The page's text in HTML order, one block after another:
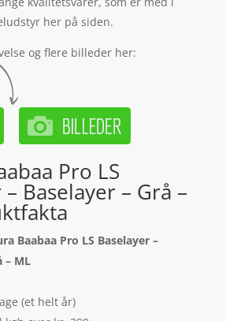
her på siden.
og flere billeder her:
Pro LS
Baselayer – Grå –
Baabaa Pro LS Baselayer –
– ML
(et helt år)